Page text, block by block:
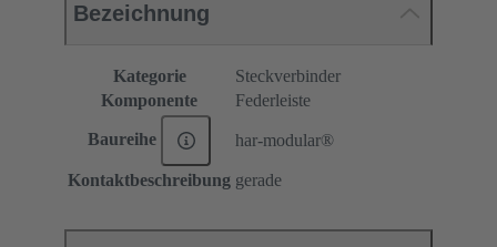
Bezeichnung
Kategorie
Steckverbinder
Komponente
Federleiste
Baureihe har-modular®
Kontaktbeschreibung gerade